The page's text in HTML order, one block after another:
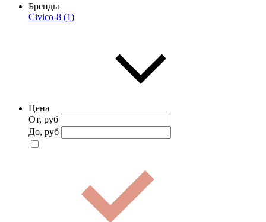
Бренды
Civico-8 (1)
Цена
От, руб
До, руб